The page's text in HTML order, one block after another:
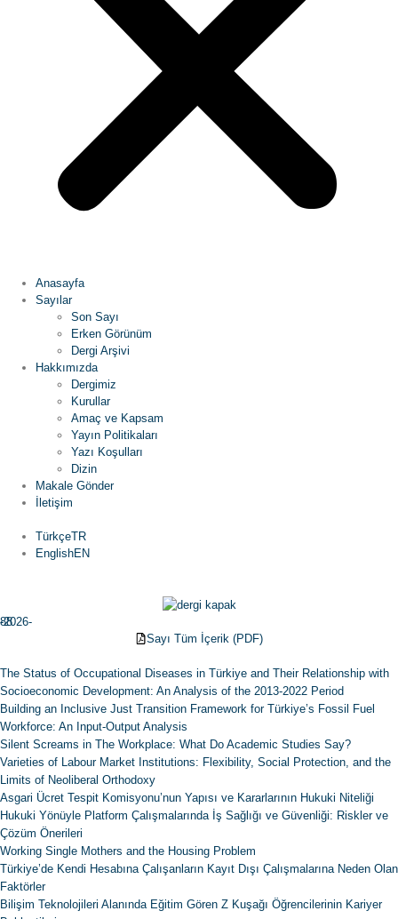
Anasayfa
Sayılar
Son Sayı
Erken Görünüm
Dergi Arşivi
Hakkımızda
Dergimiz
Kurullar
Amaç ve Kapsam
Yayın Politikaları
Yazı Koşulları
Dizin
Makale Gönder
İletişim
TürkçeTR
EnglishEN
88
-2026-
Sayı Tüm İçerik (PDF)
The Status of Occupational Diseases in Türkiye and Their Relationship with
Socioeconomic Development: An Analysis of the 2013-2022 Period
Building an Inclusive Just Transition Framework for Türkiye’s Fossil Fuel
Workforce: An Input-Output Analysis
Silent Screams in The Workplace: What Do Academic Studies Say?
Varieties of Labour Market Institutions: Flexibility, Social Protection, and the
Limits of Neoliberal Orthodoxy
Asgari Ücret Tespit Komisyonu’nun Yapısı ve Kararlarının Hukuki Niteliği
Hukuki Yönüyle Platform Çalışmalarında İş Sağlığı ve Güvenliği: Riskler ve
Çözüm Önerileri
Working Single Mothers and the Housing Problem
Türkiye’de Kendi Hesabına Çalışanların Kayıt Dışı Çalışmalarına Neden Olan
Faktörler
Bilişim Teknolojileri Alanında Eğitim Gören Z Kuşağı Öğrencilerinin Kariyer